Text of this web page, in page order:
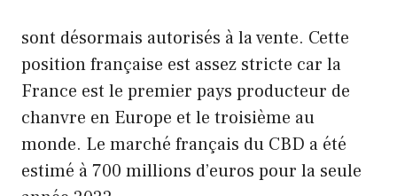
sont désormais autorisés à la vente. Cette
position française est assez stricte car la
France est le premier pays producteur de
chanvre en Europe et le troisième au
monde. Le marché français du CBD a été
estimé à 700 millions d’euros pour la seule